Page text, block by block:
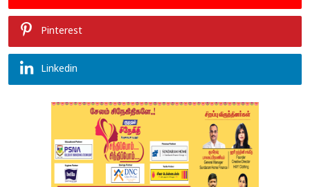
Pinterest
Linkedin